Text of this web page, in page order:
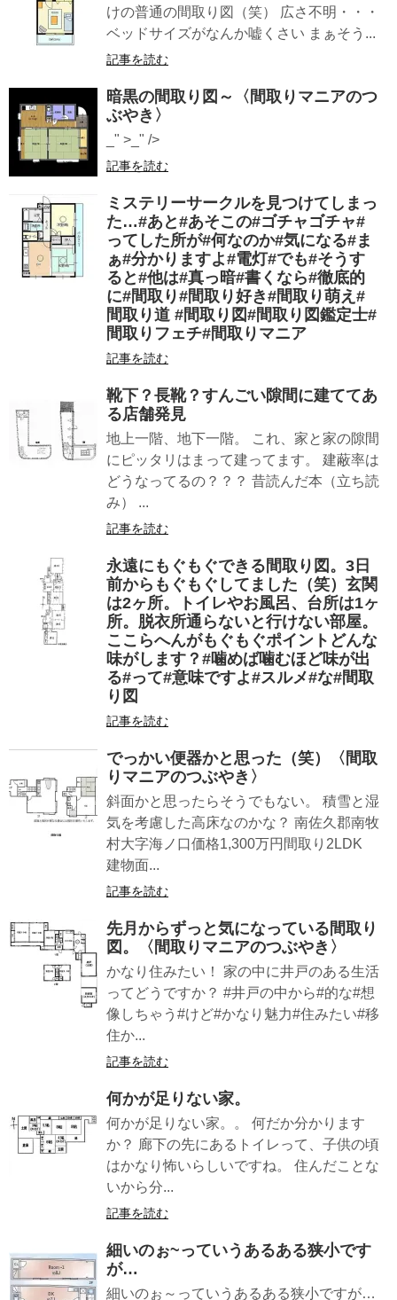
けの普通の間取り図（笑） 広さ不明・・・
ベッドサイズがなんか嘘くさい まぁそう...
記事を読む
暗黒の間取り図～〈間取りマニアのつ
ぶやき〉
_" >_" />
記事を読む
ミステリーサークルを見つけてしまっ
た…#あと#あそこの#ゴチャゴチャ#
ってした所が#何なのか#気になる#ま
ぁ#分かりますよ#電灯#でも#そうす
ると#他は#真っ暗#書くなら#徹底的
に#間取り#間取り好き#間取り萌え#
間取り道 #間取り図#間取り図鑑定士#
間取りフェチ#間取りマニア
記事を読む
靴下？長靴？すんごい隙間に建ててあ
る店舗発見
地上一階、地下一階。 これ、家と家の隙間
にピッタリはまって建ってます。 建蔽率は
どうなってるの？？？ 昔読んだ本（立ち読
み） ...
記事を読む
永遠にもぐもぐできる間取り図。3日
前からもぐもぐしてました（笑）玄関
は2ヶ所。トイレやお風呂、台所は1ヶ
所。脱衣所通らないと行けない部屋。
ここらへんがもぐもぐポイントどんな
味がします？#噛めば噛むほど味が出
る#って#意味ですよ#スルメ#な#間取
り図
記事を読む
でっかい便器かと思った（笑）〈間取
りマニアのつぶやき〉
斜面かと思ったらそうでもない。 積雪と湿
気を考慮した高床なのかな？ 南佐久郡南牧
村大字海ノ口価格1,300万円間取り2LDK
建物面...
記事を読む
先月からずっと気になっている間取り
図。〈間取りマニアのつぶやき〉
かなり住みたい！ 家の中に井戸のある生活
ってどうですか？ #井戸の中から#的な#想
像しちゃう#けど#かなり魅力#住みたい#移
住か...
記事を読む
何かが足りない家。
何かが足りない家。。 何だか分かります
か？ 廊下の先にあるトイレって、子供の頃
はかなり怖いらしいですね。 住んだことな
いから分...
記事を読む
細いのぉ~っていうあるある狭小です
が…
細いのぉ～っていうあるある狭小ですが…